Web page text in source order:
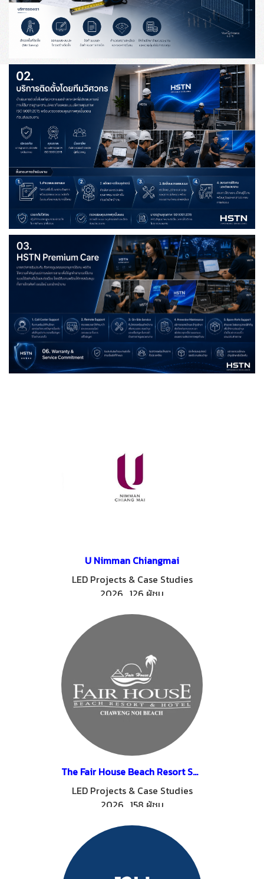
U Nimman Chiangmai
LED Projects & Case Studies
2026 126 ผู้ชม
The Fair House Beach Resort Samui
LED Projects & Case Studies
2026 158 ผู้ชม